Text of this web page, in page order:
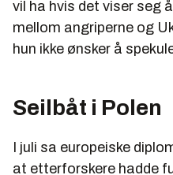
vil ha hvis det viser seg
mellom angriperne og
hun ikke ønsker å
Seilbåt i Polen
I juli sa europeiske
at etterforskere hadde